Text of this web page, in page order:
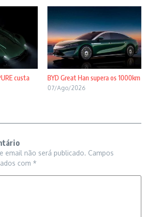
custa
BYD Great Han supera os 1000km
07/Ago/2026
email não será publicado. Campos
com *